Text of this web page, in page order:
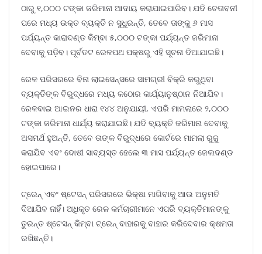
ଠାରୁ ୧,୦୦୦ ଟଙ୍କା ଜରିମାନା ଆଦାୟ କରାଯାଇପାରିବ। ଯଦି ଚେତାବନୀ
ପରେ ମଧ୍ୟ ଉକ୍ତ ବ୍ୟକ୍ତି ନ ସୁଧୁରନ୍ତି, ତେବେ ତାଙ୍କୁ ୬ ମାସ
ପର୍ଯ୍ୟନ୍ତ କାରାଦଣ୍ଡ କିମ୍ବା ୫,୦୦୦ ଟଙ୍କା ପର୍ଯ୍ୟନ୍ତ ଜରିମାନା
ଦେବାକୁ ପଡ଼ିବ। ପୂର୍ବତଟ ରେଳପଥ ପକ୍ଷରୁ ଏହି ସୂଚନା ଦିଆଯାଇଛି।
ରେଳ ପରିସରରେ ବିନା ଲାଇସେନ୍ସରେ ସାମଗ୍ରୀ ବିକ୍ରି କରୁଥିବା
ବ୍ୟକ୍ତିଙ୍କ ବିରୁଦ୍ଧରେ ମଧ୍ୟ କଠୋର କାର୍ଯ୍ୟାନୁଷ୍ଠାନ ନିଆଯିବ।
ରେଳବାଇ ଆଇନର ଧାରା ୧୪୪ ଅନୁଯାୟୀ, ଏପରି ମାମଲାରେ ୨,୦୦୦
ଟଙ୍କା ଜରିମାନା ଧାର୍ଯ୍ୟ କରାଯାଇଛି। ଯଦି ବ୍ୟକ୍ତି ଜରିମାନା ଦେବାକୁ
ଅସମର୍ଥ ହୁଅନ୍ତି, ତେବେ ତାଙ୍କ ବିରୁଦ୍ଧରେ କୋର୍ଟରେ ମାମଲା ରୁଜୁ
କରାଯିବ ଏବଂ ଦୋଷୀ ସାବ୍ୟସ୍ତ ହେଲେ ୩ ମାସ ପର୍ଯ୍ୟନ୍ତ ଜେଲଦଣ୍ଡ
ହୋଇପାରେ।
ଟ୍ରେନ୍ ଏବଂ ଷ୍ଟେସନ୍ ପରିସରରେ ଭିକ୍ଷା ମାଗିବାକୁ ଆଉ ଅନୁମତି
ଦିଆଯିବ ନାହିଁ। ଅଧିକୃତ ରେଳ କର୍ମଚାରୀମାନେ ଏପରି ବ୍ୟକ୍ତିମାନଙ୍କୁ
ତୁରନ୍ତ ଷ୍ଟେସନ୍ କିମ୍ବା ଟ୍ରେନ୍ ବାହାରକୁ ବାହାର କରିଦେବାର କ୍ଷମତା
ରଖିଛନ୍ତି।